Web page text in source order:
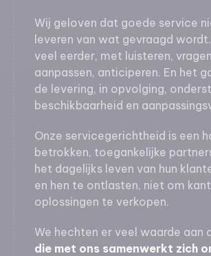
Wij geloven dat goede service
leveren van wat gevraagd
veel eerder, met luisteren,
aanpassen, anticiperen. En het
de levering, in opvolging,
beschikbaarheid en
Onze servicegerichtheid is een
betrokken, toegankelijke
het dagelijks leven van hun
en hen te ontlasten, niet om
oplossingen te verkopen.
We hechten er veel waarde aan
die met ons samenwerkt zich